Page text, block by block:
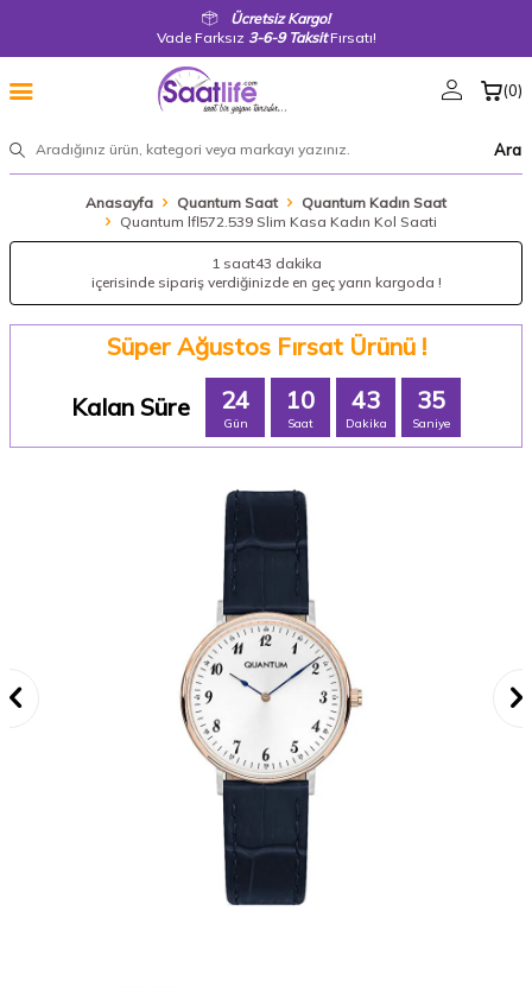
Ücretsiz Kargo!
Vade Farksız 3-6-9 TaksitFırsatı!
Ara
(0)
Anasayfa Quantum Saat
Quantum Kadın Saat
Quantum lfl572.539 Slim Kasa Kadın Kol Saati
1 saat43 dakika
içerisinde sipariş verdiğinizde en geç yarın kargoda !
Süper Ağustos Fırsat Ürünü !
Kalan Süre 24
Gün
10
Saat
43
Dakika
35
Saniye